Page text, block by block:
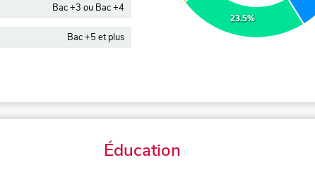
Bac +3 ou Bac +4
Bac +5 et plus
23.5%
Éducation